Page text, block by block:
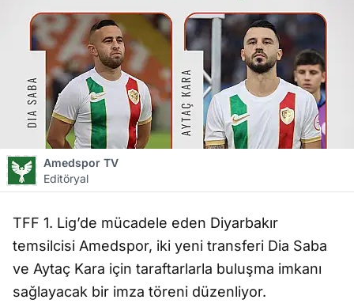
Amedspor TV
Editöryal
TFF 1. Lig’de mücadele eden Diyarbakır
temsilcisi Amedspor, iki yeni transferi Dia Saba
ve Aytaç Kara için taraftarlarla buluşma imkanı
sağlayacak bir imza töreni düzenliyor.